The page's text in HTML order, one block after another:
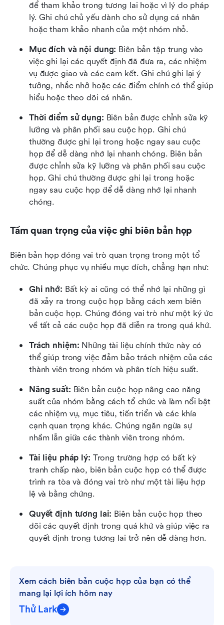
để tham khảo trong tương lai hoặc vì lý do pháp
lý. Ghi chú chủ yếu dành cho sử dụng cá nhân
hoặc tham khảo nhanh của một nhóm nhỏ.
Mục đích và nội dung: Biên bản tập trung vào
việc ghi lại các quyết định đã đưa ra, các nhiệm
vụ được giao và các cam kết. Ghi chú ghi lại ý
tưởng, nhắc nhở hoặc các điểm chính có thể giúp
hiểu hoặc theo dõi cá nhân.
Thời điểm sử dụng: Biên bản được chỉnh sửa kỹ
lưỡng và phân phối sau cuộc họp. Ghi chú
thường được ghi lại trong hoặc ngay sau cuộc
họp để dễ dàng nhớ lại nhanh chóng. Biên bản
được chỉnh sửa kỹ lưỡng và phân phối sau cuộc
họp. Ghi chú thường được ghi lại trong hoặc
ngay sau cuộc họp để dễ dàng nhớ lại nhanh
chóng.
Tầm quan trọng của việc ghi biên bản họp
Biên bản họp đóng vai trò quan trọng trong một tổ
chức. Chúng phục vụ nhiều mục đích, chẳng hạn như:
Ghi nhớ: Bất kỳ ai cũng có thể nhớ lại những gì
đã xảy ra trong cuộc họp bằng cách xem biên
bản cuộc họp. Chúng đóng vai trò như một ký ức
về tất cả các cuộc họp đã diễn ra trong quá khứ.
Trách nhiệm: Những tài liệu chính thức này có
thể giúp trong việc đảm bảo trách nhiệm của các
thành viên trong nhóm và phân tích hiệu suất.
Năng suất: Biên bản cuộc họp nâng cao năng
suất của nhóm bằng cách tổ chức và làm nổi bật
các nhiệm vụ, mục tiêu, tiến triển và các khía
cạnh quan trọng khác. Chúng ngăn ngừa sự
nhầm lẫn giữa các thành viên trong nhóm.
Tài liệu pháp lý: Trong trường hợp có bất kỳ
tranh chấp nào, biên bản cuộc họp có thể được
trình ra tòa và đóng vai trò như một tài liệu hợp
lệ và bằng chứng.
Quyết định tương lai: Biên bản cuộc họp theo
dõi các quyết định trong quá khứ và giúp việc ra
quyết định trong tương lai trở nên dễ dàng hơn.
Xem cách biên bản cuộc họp của bạn có thể
mang lại lợi ích hôm nay
Thử Lark